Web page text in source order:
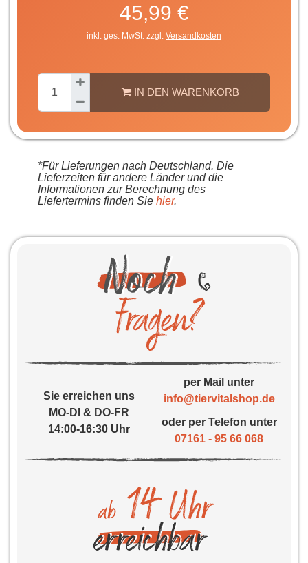
45,99 €
inkl. ges. MwSt. zzgl. Versandkosten
IN DEN WARENKORB
*Für Lieferungen nach Deutschland. Die
Lieferzeiten für andere Länder und die
Informationen zur Berechnung des
Liefertermins finden Sie hier.
Sie erreichen uns
MO-DI & DO-FR
14:00-16:30 Uhr
per Mail unter
info@tiervitalshop.de
oder per Telefon unter
07161 - 95 66 068